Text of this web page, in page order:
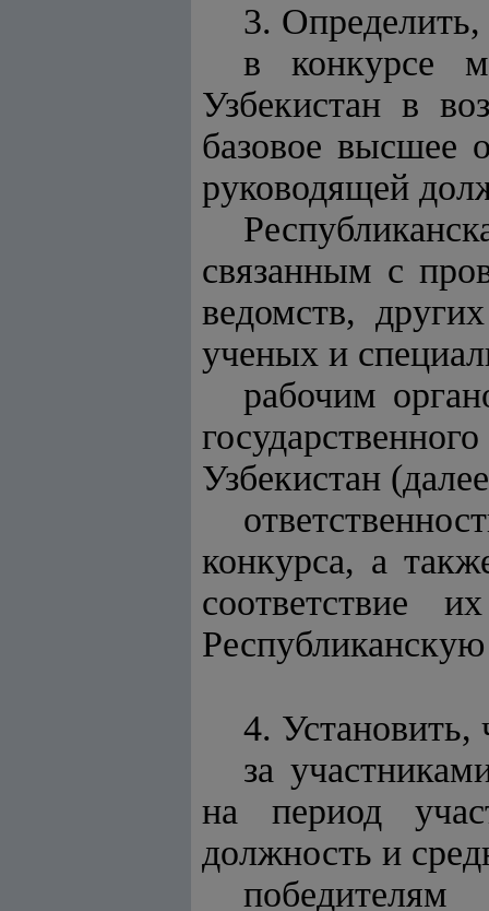
3. Определить,
в конкурсе
Узбекистан в
базовое высшее
руководящей
связанным с
ведомств,
ученых и
рабочим
Узбекистан
конкурса, а
соответствие
4. Установить,
за
на период
должность и